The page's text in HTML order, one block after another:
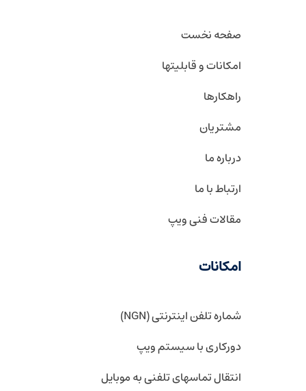
صفحه نخست
امکانات و قابلیتها
راهکارها
مشتریان
درباره ما
ارتباط با ما
مقالات فنی ویپ
امکانات
شماره تلفن اینترنتی (NGN)
دورکاری با سیستم ویپ
انتقال تماسهای تلفنی به موبایل